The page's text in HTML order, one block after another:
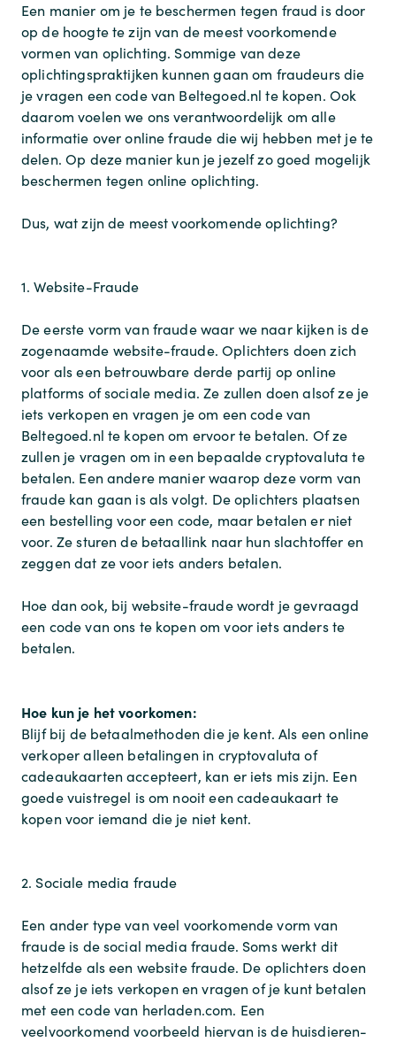
Een manier om je te beschermen tegen fraud is door
op de hoogte te zijn van de meest voorkomende
vormen van oplichting. Sommige van deze
oplichtingspraktijken kunnen gaan om fraudeurs die
je vragen een code van Beltegoed.nl te kopen. Ook
daarom voelen we ons verantwoordelijk om alle
informatie over online fraude die wij hebben met je te
delen. Op deze manier kun je jezelf zo goed mogelijk
beschermen tegen online oplichting.
Dus, wat zijn de meest voorkomende oplichting?
1. Website-Fraude
De eerste vorm van fraude waar we naar kijken is de
zogenaamde website-fraude. Oplichters doen zich
voor als een betrouwbare derde partij op online
platforms of sociale media. Ze zullen doen alsof ze je
iets verkopen en vragen je om een code van
Beltegoed.nl te kopen om ervoor te betalen. Of ze
zullen je vragen om in een bepaalde cryptovaluta te
betalen. Een andere manier waarop deze vorm van
fraude kan gaan is als volgt. De oplichters plaatsen
een bestelling voor een code, maar betalen er niet
voor. Ze sturen de betaallink naar hun slachtoffer en
zeggen dat ze voor iets anders betalen.
Hoe dan ook, bij website-fraude wordt je gevraagd
een code van ons te kopen om voor iets anders te
betalen.
Hoe kun je het voorkomen:
Blijf bij de betaalmethoden die je kent. Als een online
verkoper alleen betalingen in cryptovaluta of
cadeaukaarten accepteert, kan er iets mis zijn. Een
goede vuistregel is om nooit een cadeaukaart te
kopen voor iemand die je niet kent.
2. Sociale media fraude
Een ander type van veel voorkomende vorm van
fraude is de social media fraude. Soms werkt dit
hetzelfde als een website fraude. De oplichters doen
alsof ze je iets verkopen en vragen of je kunt betalen
met een code van herladen.com. Een
veelvoorkomend voorbeeld hiervan is de huisdieren-